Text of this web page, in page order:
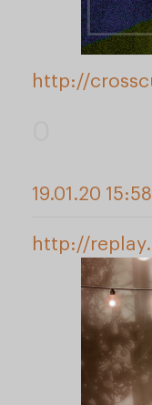
http://
19.01.20
http://